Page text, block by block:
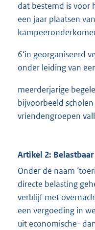
dat bestemd is voor
een jaar plaatsen
6‘in georganiseerd
onder leiding van
meerderjarige
bijvoorbeeld
vriendengroepen
Artikel 2:
Onder de naam
directe belasting
verblijf met
een vergoeding in
uit economische-